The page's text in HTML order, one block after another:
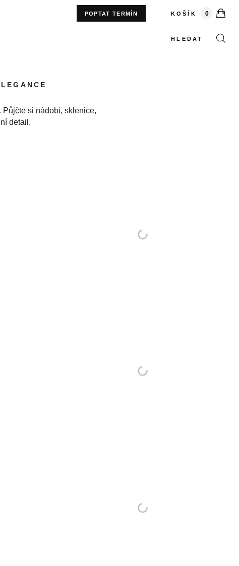
POPTAT TERMÍN KOŠÍK 0kusů
HLEDAT
Půjčte si nádobí, sklenice,
detail.